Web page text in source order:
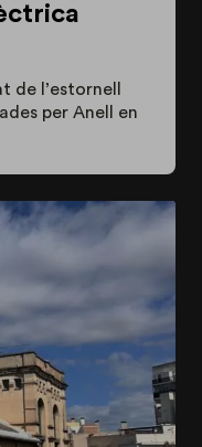
de l’estornell
per Anell en